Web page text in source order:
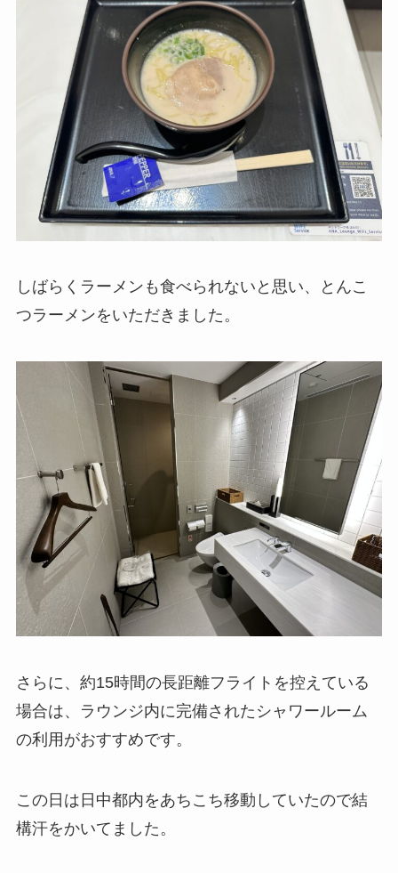
しばらくラーメンも食べられないと思い、とんこ
つラーメンをいただきました。
さらに、約15時間の長距離フライトを控えている
場合は、ラウンジ内に完備されたシャワールーム
の利用がおすすめです。
この日は日中都内をあちこち移動していたので結
構汗をかいてました。